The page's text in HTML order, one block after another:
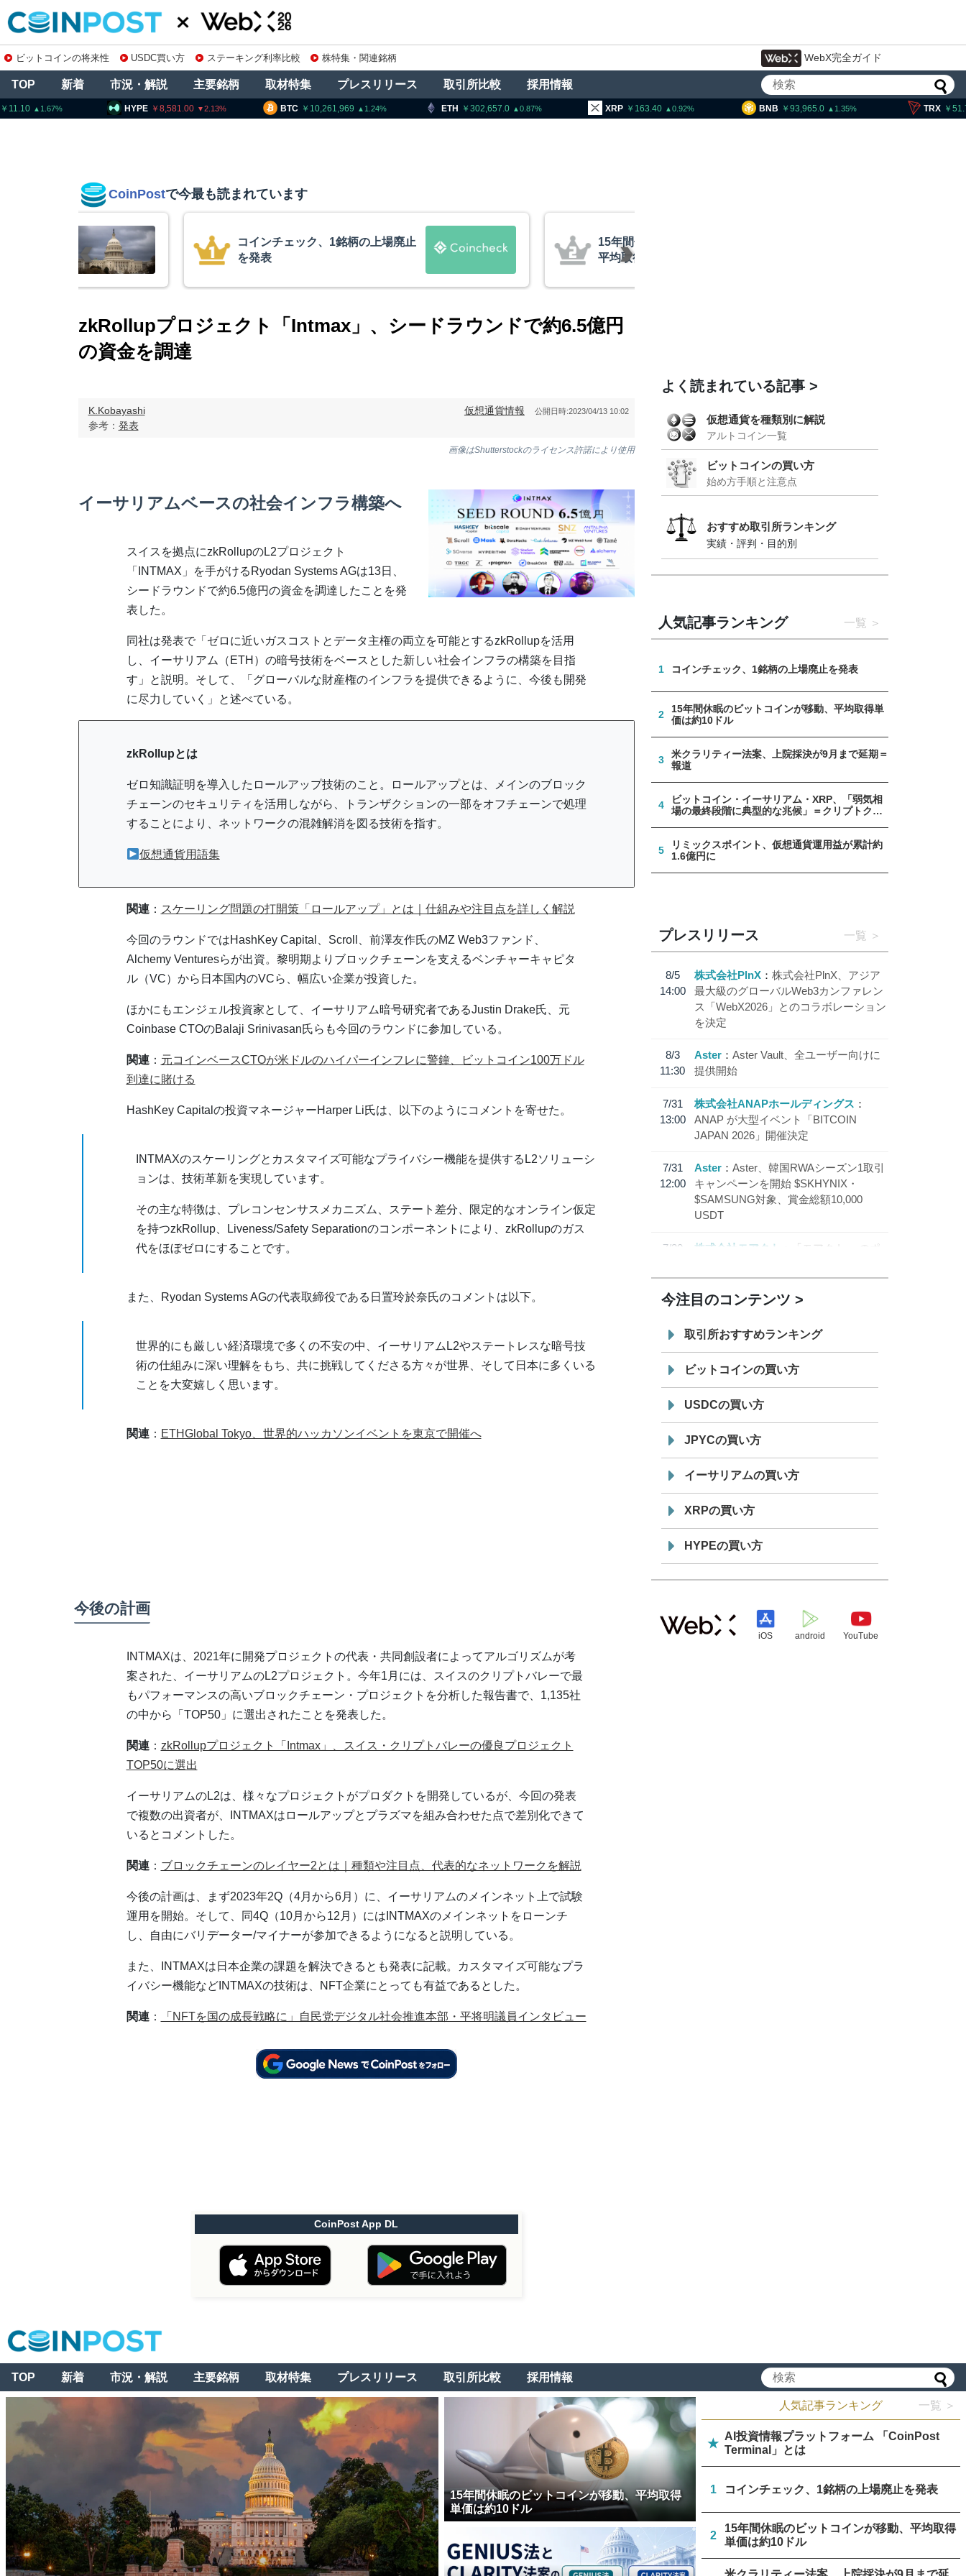
ビットコインの将来性 USDC買い方 ステーキング利率比較 株特集・関連銘柄 WebX完全ガイド
TOP 新着 市況・解説 主要銘柄 取材特集 プレスリリース 取引所比較 採用情報
BTC 10,261,969 1.24 ETH 302,657.0 XRP 163.40 BNB 93,965.0 TRX 51.77
HYPE 8,581.00
CoinPostで今最も読まれています
15年間休眠のビットコインが移動、
平均取得単価は約10ドル
米クラリティー法案、上院採決が9
月まで延期＝報道
zkRollupプロジェクト「Intmax」、シードラウンドで約6.5億円
の資金を調達
K.Kobayashi
参考： 発表
仮想通貨情報 公開日時:2023/04/13 10:02
画像はShutterstockのライセンス許諾により使用
イーサリアムベースの社会インフラ構築へ
スイスを拠点にzkRollupのL2プロジェクト
「INTMAX」を手がけるRyodan Systems AGは13日、
シードラウンドで約6.5億円の資金を調達したことを発
表した。
同社は発表で「ゼロに近いガスコストとデータ主権の両立を可能とするzkRollupを活用
し、イーサリアム（ETH）の暗号技術をベースとした新しい社会インフラの構築を目指
す」と説明。そして、「グローバルな財産権のインフラを提供できるように、今後も開発
に尽力していく」と述べている。
zkRollupとは
ゼロ知識証明を導入したロールアップ技術のこと。ロールアップとは、メインのブロック
チェーンのセキュリティを活用しながら、トランザクションの一部をオフチェーンで処理
することにより、ネットワークの混雑解消を図る技術を指す。
仮想通貨用語集
関連： スケーリング問題の打開策「ロールアップ」とは｜仕組みや注目点を詳しく解説
今回のラウンドではHashKey Capital、Scroll、前澤友作氏のMZ Web3ファンド、
Alchemy Venturesらが出資。黎明期よりブロックチェーンを支えるベンチャーキャピタ
ル（VC）から日本国内のVCら、幅広い企業が投資した。
ほかにもエンジェル投資家として、イーサリアム暗号研究者であるJustin Drake氏、元
Coinbase CTOのBalaji Srinivasan氏らも今回のラウンドに参加している。
関連： 元コインベースCTOが米ドルのハイパーインフレに警鐘、ビットコイン100万ドル
到達に賭ける
HashKey Capitalの投資マネージャーHarper Li氏は、以下のようにコメントを寄せた。
INTMAXのスケーリングとカスタマイズ可能なプライバシー機能を提供するL2ソリューシ
ョンは、技術革新を実現しています。
その主な特徴は、プレコンセンサスメカニズム、ステート差分、限定的なオンライン仮定
を持つzkRollup、Liveness/Safety Separationのコンポーネントにより、zkRollupのガス
代をほぼゼロにすることです。
また、Ryodan Systems AGの代表取締役である日置玲於奈氏のコメントは以下。
世界的にも厳しい経済環境で多くの不安の中、イーサリアムL2やステートレスな暗号技
術の仕組みに深い理解をもち、共に挑戦してくださる方々が世界、そして日本に多くいる
ことを大変嬉しく思います。
関連： ETHGlobal Tokyo、世界的ハッカソンイベントを東京で開催へ
今後の計画
INTMAXは、2021年に開発プロジェクトの代表・共同創設者によってアルゴリズムが考
案された、イーサリアムのL2プロジェクト。今年1月には、スイスのクリプトバレーで最
もパフォーマンスの高いブロックチェーン・プロジェクトを分析した報告書で、1,135社
の中から「TOP50」に選出されたことを発表した。
関連： zkRollupプロジェクト「Intmax」、スイス・クリプトバレーの優良プロジェクト
TOP50に選出
イーサリアムのL2は、様々なプロジェクトがプロダクトを開発しているが、今回の発表
で複数の出資者が、INTMAXはロールアップとプラズマを組み合わせた点で差別化できて
いるとコメントした。
関連： ブロックチェーンのレイヤー2とは｜種類や注目点、代表的なネットワークを解説
今後の計画は、まず2023年2Q（4月から6月）に、イーサリアムのメインネット上で試験
運用を開始。そして、同4Q（10月から12月）にはINTMAXのメインネットをローンチ
し、自由にバリデーター/マイナーが参加できるようになると説明している。
また、INTMAXは日本企業の課題を解決できるとも発表に記載。カスタマイズ可能なプラ
イバシー機能などINTMAXの技術は、NFT企業にとっても有益であるとした。
関連： 「NFTを国の成長戦略に」自民党デジタル社会推進本部・平将明議員インタビュー
CoinPost App DL
よく読まれている記事
仮想通貨を種類別に解説
アルトコイン一覧
ビットコインの買い方
始め方手順と注意点
おすすめ取引所ランキング
実績・評判・目的別
人気記事ランキング 一覧
1 コインチェック、1銘柄の上場廃止を発表
2
15年間休眠のビットコインが移動、平均取得単
価は約10ドル
3
米クラリティー法案、上院採決が9月まで延期＝
報道
4
ビットコイン・イーサリアム・XRP、「弱気相
場の最終段階に典型的な兆候」＝クリプトクア
5
リミックスポイント、仮想通貨運用益が累計約
1.6億円に
プレスリリース 一覧
8/5
14:00
株式会社PlnX
株式会社PlnX、アジア
最大級のグローバルWeb3カンファレン
ス「WebX2026」とのコラボレーション
を決定
8/3
11:30
Aster
Aster Vault、全ユーザー向けに
提供開始
7/31
13:00
株式会社ANAPホールディングス
ANAP が大型イベント「BITCOIN
JAPAN 2026」開催決定
7/31
12:00
Aster
Aster、韓国RWAシーズン1取引
キャンペーンを開始 $SKHYNIX・
$SAMSUNG対象、賞金総額10,000
USDT
7/30
株式会社モアクト
「モアクト」 のポ
「 JPYC」を追加
19:30
てステーブルコイン「JPYSC」徹底解
説セミナーを開催
今注目のコンテンツ
取引所おすすめランキング
ビットコインの買い方
USDCの買い方
JPYCの買い方
イーサリアムの買い方
XRPの買い方
HYPEの買い方
iOS android YouTube
TOP 新着 市況・解説 主要銘柄 取材特集 プレスリリース 取引所比較 採用情報
15年間休眠のビットコインが移動、平均取得
単価は約10ドル
人気記事ランキング 一覧 ＞
★
AI投資情報プラットフォーム 「CoinPost
Terminal」とは
1 コインチェック、1銘柄の上場廃止を発表
2
15年間休眠のビットコインが移動、平均取得
単価は約10ドル